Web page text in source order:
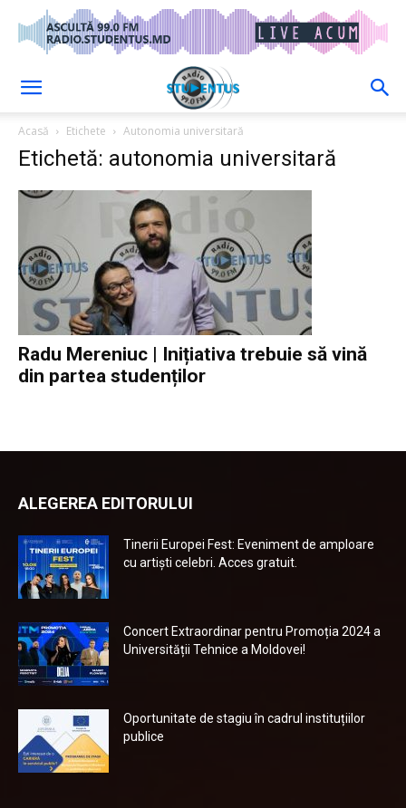
Acasă Etichete Autonomia universitară
Etichetă: autonomia universitară
Radu Mereniuc | Inițiativa trebuie să vină
din partea studenților
ALEGEREA EDITORULUI
Tinerii Europei Fest: Eveniment de amploare
cu artiști celebri. Acces gratuit.
Concert Extraordinar pentru Promoția 2024 a
Universității Tehnice a Moldovei!
Oportunitate de stagiu în cadrul instituțiilor
publice